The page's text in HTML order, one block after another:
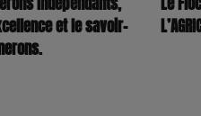
et le savoir-